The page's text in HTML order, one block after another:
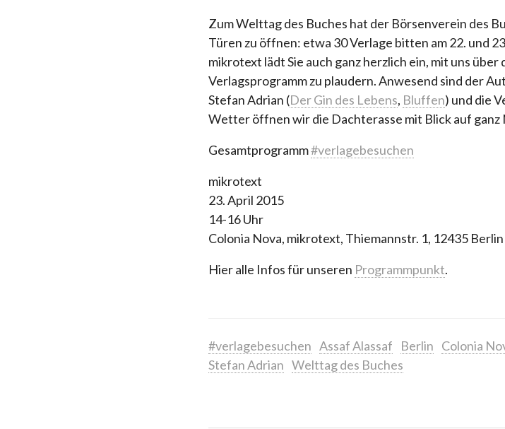
Zum Welttag des Buches hat der Börsenverein des
Türen zu öffnen: etwa 30 Verlage bitten am 22. und
mikrotext lädt Sie auch ganz herzlich ein, mit uns
Verlagsprogramm zu plaudern. Anwesend sind der
Stefan Adrian (Der Gin des Lebens, Bluffen) und die
Wetter öffnen wir die Dachterasse mit Blick auf ganz
Gesamtprogramm#verlagebesuchen
mikrotext
23. April 2015
14-16 Uhr
Colonia Nova, mikrotext, Thiemannstr. 1, 12435 Berlin
Hier alle Infos für unseren Programmpunkt.
#verlagebesuchen Assaf Alassaf Berlin Colonia
Stefan Adrian Welttag des Buches